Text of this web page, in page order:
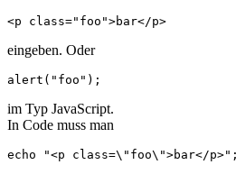
<p class="foo">bar</p>
eingeben. Oder
alert("foo");
im Typ JavaScript.
In Code muss man
echo "<p class=\"foo\">bar</